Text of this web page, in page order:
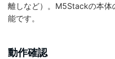
離しなど）。M5Stackの本体
能です。
動作確認